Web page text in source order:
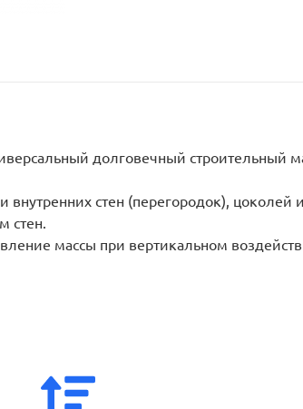
долговечный строительный
стен (перегородок),
стен.
массы при вертикальном